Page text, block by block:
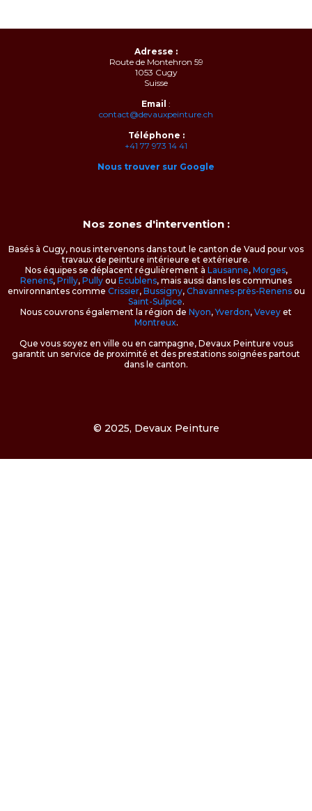
Adresse :
Route de Montehron 59
1053 Cugy
Suisse
Email :
contact@devauxpeinture.ch
Téléphone :
+41 77 973 14 41
Nous trouver sur Google
Nos zones d'intervention :
Basés à Cugy, nous intervenons dans tout le canton de Vaud pour vos
travaux de peinture intérieure et extérieure.
Nos équipes se déplacent régulièrement à Lausanne, Morges,
Renens, Prilly, Pully ou Ecublens, mais aussi dans les communes
environnantes comme Crissier, Bussigny, Chavannes-près-Renensou
Saint-Sulpice.
Nous couvrons également la région de Nyon,Yverdon, Vevey et
Montreux.
Que vous soyez en ville ou en campagne, Devaux Peinture vous
garantit un service de proximité et des prestations soignées partout
dans le canton.
© 2025, Devaux Peinture